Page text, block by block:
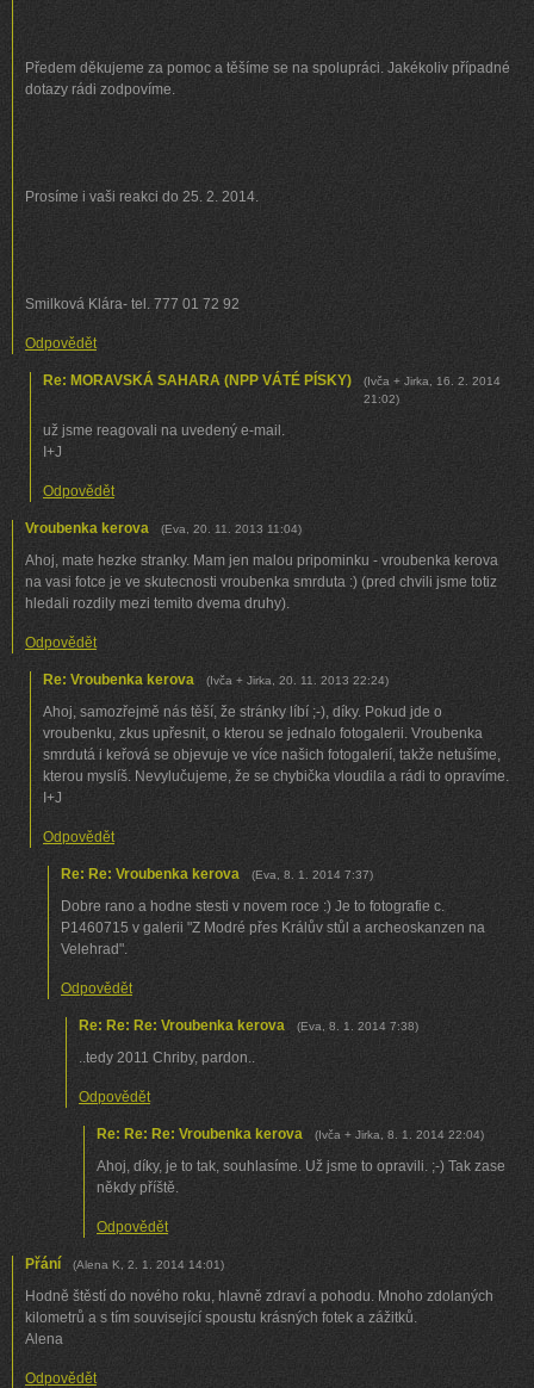
Předem děkujeme za pomoc a těšíme se na spolupráci. Jakékoliv případné
dotazy rádi zodpovíme.
Prosíme i vaši reakci do 25. 2. 2014.
Smilková Klára- tel. 777 01 72 92
Odpovědět
Re: MORAVSKÁ SAHARA (NPP VÁTÉ PÍSKY) (Ivča + Jirka
16. 2. 2014
21:02)
už jsme reagovali na uvedený e-mail.
I+J
Odpovědět
Vroubenka kerova (Eva 20. 11. 2013 11:04)
Ahoj, mate hezke stranky. Mam jen malou pripominku - vroubenka kerova
na vasi fotce je ve skutecnosti vroubenka smrduta :) (pred chvili jsme totiz
hledali rozdily mezi temito dvema druhy).
Odpovědět
Re: Vroubenka kerova (Ivča + Jirka 20. 11. 2013 22:24)
Ahoj, samozřejmě nás těší, že stránky líbí ;-), díky. Pokud jde o
vroubenku, zkus upřesnit, o kterou se jednalo fotogalerii. Vroubenka
smrdutá i keřová se objevuje ve více našich fotogalerií, takže netušíme,
kterou myslíš. Nevylučujeme, že se chybička vloudila a rádi to opravíme.
I+J
Odpovědět
Re: Re: Vroubenka kerova (Eva 8. 1. 2014 7:37)
Dobre rano a hodne stesti v novem roce :) Je to fotografie c.
P1460715 v galerii "Z Modré přes Králův stůl a archeoskanzen na
Velehrad".
Odpovědět
Re: Re: Re: Vroubenka kerova (Eva 8. 1. 2014 7:38)
..tedy 2011 Chriby, pardon..
Odpovědět
Re: Re: Re: Vroubenka kerova (Ivča + Jirka 8. 1. 2014 22:04)
Ahoj, díky, je to tak, souhlasíme. Už jsme to opravili. ;-) Tak zase
někdy příště.
Odpovědět
Přání (Alena K 2. 1. 2014 14:01)
Hodně štěstí do nového roku, hlavně zdraví a pohodu. Mnoho zdolaných
kilometrů a s tím související spoustu krásných fotek a zážitků.
Alena
Odpovědět